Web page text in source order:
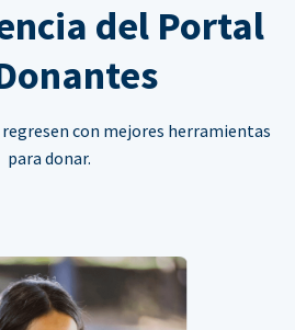
del Portal
regresen con mejores herramientas
para donar.